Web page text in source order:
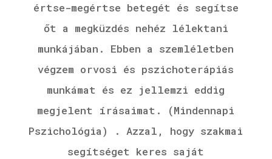
értse-megértse betegét és segítse
őt a megküzdés nehéz lélektani
munkájában. Ebben a szemléletben
végzem orvosi és pszichoterápiás
munkámat és ez jellemzi eddig
megjelent írásaimat. (Mindennapi
Pszichológia) . Azzal, hogy szakmai
segítséget keres saját